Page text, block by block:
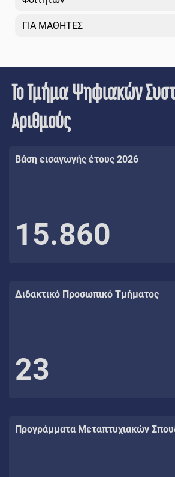
ΓΙΑ ΜΑΘΗΤΕΣ
Το Τμήμα Ψηφιακών
Αριθμούς
Βάση εισαγωγής έτους 2026
15.860
Διδακτικό Προσωπικό Τμήματος
23
Προγράμματα Μεταπτυχιακών